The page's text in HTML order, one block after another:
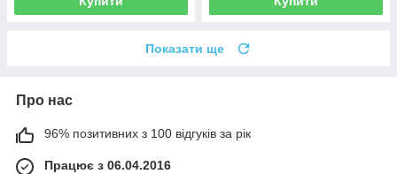
Показати ще
Про нас
96% позитивних з 100 відгуків за рік
Працює з 06.04.2016